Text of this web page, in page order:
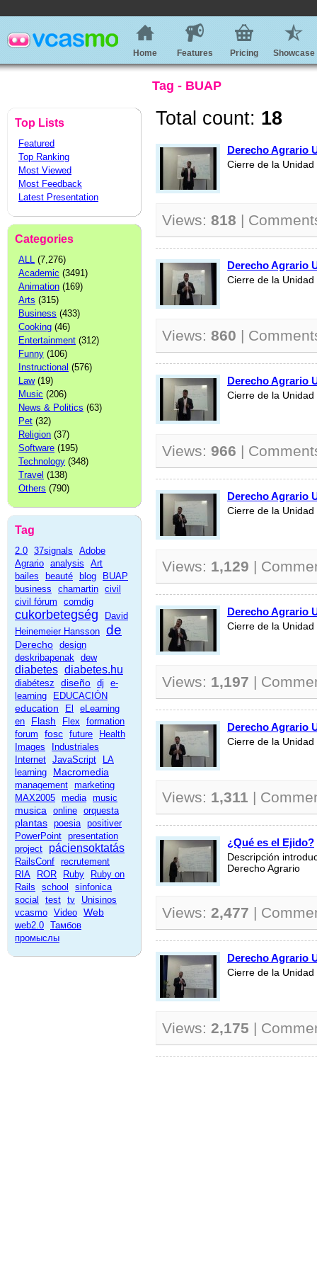
Home Features Pricing Showcase
Tag - BUAP
Top Lists
Featured
Top Ranking
Most Viewed
Most Feedback
Latest Presentation
Categories
ALL (7,276)
Academic (3491)
Animation (169)
Arts (315)
Business (433)
Cooking (46)
Entertainment (312)
Funny (106)
Instructional (576)
Law(19)
Music (206)
News & Politics (63)
Pet (32)
Religion (37)
Software (195)
Technology (348)
Travel (138)
Others (790)
Tag
2.0 37signals
Adobe
Agrario analysis
Art
bailes
beauté blog
BUAP
business
chamartin civil
civil fórum
comdig
cukorbetegség
David
Heinemeier Hansson de
Derecho design
deskribapenak dew
diabetes diabetes.hu
diabétesz diseño dj
e-
learning
EDUCACIÓN
education El
eLearning
en
Flash Flex
formation
forum
fosc future
Health
Images
Industriales
Internet JavaScript
LA
learning
Macromedia
management marketing
MAX2005 media music
musica online orquesta
plantas poesia positiver
PowerPoint presentation
project
páciensoktatás
RailsConf recrutement
RIA
ROR Ruby
Ruby on
Rails
school
sinfonica
social
test tv
Unisinos
vcasmo Video Web
web2.0 Тамбов
промыслы
Total count: 18
Derecho Agrario
Cierre de la
Views: 818 |
Derecho Agrario
Cierre de la
Views: 860 |
Derecho Agrario
Cierre de la
Views: 966 |
Derecho Agrario
Cierre de la
Views: 1,129 |
Derecho Agrario
Cierre de la
Views: 1,197 |
Derecho Agrario
Cierre de la
Views: 1,311 |
¿Qué es el Ejido?
Descripción
Derecho Agrario
Views: 2,477 |
Derecho Agrario
Cierre de la
Views: 2,175 |